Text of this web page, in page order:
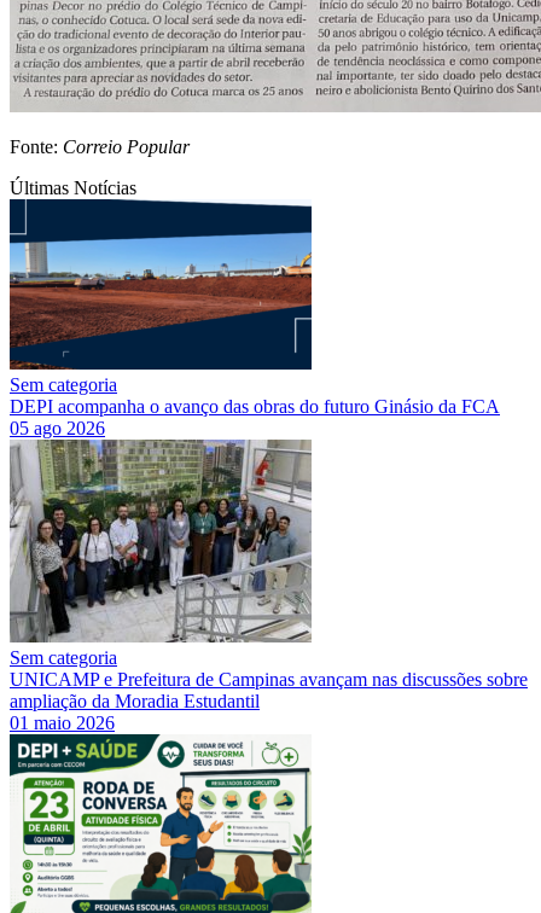
Fonte: Correio Popular
Últimas Notícias
Sem categoria
DEPI acompanha o avanço das obras do futuro Ginásio da FCA
05 ago 2026
Sem categoria
UNICAMP e Prefeitura de Campinas avançam nas discussões sobre
ampliação da Moradia Estudantil
01 maio 2026